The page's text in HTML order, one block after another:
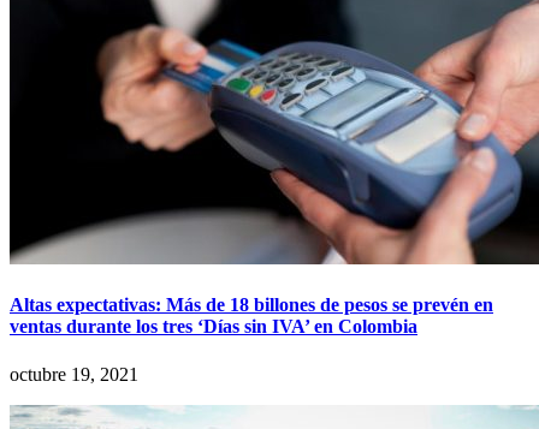
Altas expectativas: Más de 18 billones de pesos se prevén en
ventas durante los tres ‘Días sin IVA’ en Colombia
octubre 19, 2021